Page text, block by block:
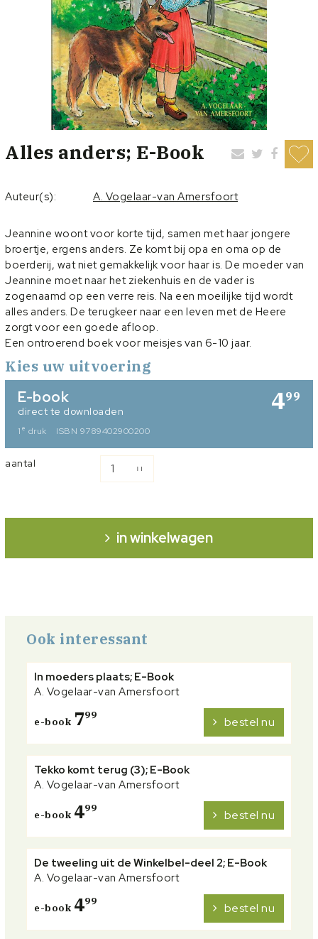
Alles anders; E-Book
Auteur(s): A. Vogelaar-van Amersfoort
Jeannine woont voor korte tijd, samen met haar jongere
broertje, ergens anders. Ze komt bij opa en oma op de
boerderij, wat niet gemakkelijk voor haar is. De moeder van
Jeannine moet naar het ziekenhuis en de vader is
zogenaamd op een verre reis. Na een moeilijke tijd wordt
alles anders. De terugkeer naar een leven met de Heere
zorgt voor een goede afloop.
Een ontroerend boek voor meisjes van 6-10 jaar.
Kies uw uitvoering
499
E-book
direct te downloaden
1 e druk ISBN 9789402900200
aantal
in winkelwagen
Ook interessant
In moeders plaats; E-Book
A. Vogelaar-van Amersfoort
e-book 799 bestel nu
Tekko komt terug (3); E-Book
A. Vogelaar-van Amersfoort
e-book 499 bestel nu
De tweeling uit de Winkelbel-deel 2; E-Book
A. Vogelaar-van Amersfoort
e-book 499 bestel nu